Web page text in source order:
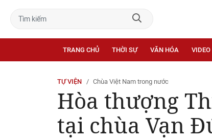
TRANG CHỦ THỜI SỰ VĂN HÓA VIDEO
TỰ VIỆN Chùa Việt Nam trong nước
Hòa thượng
tại chùa Vạn